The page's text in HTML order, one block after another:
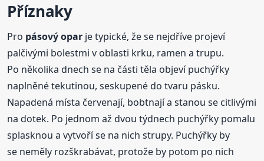
Příznaky
Pro pásový opar je typické, že se nejdříve projeví
palčivými bolestmi v oblasti krku, ramen a trupu.
Po několika dnech se na části těla objeví puchýřky
naplněné tekutinou, seskupené do tvaru pásku.
Napadená místa červenají, bobtnají a stanou se citlivými
na dotek. Po jednom až dvou týdnech puchýřky pomalu
splasknou a vytvoří se na nich strupy. Puchýřky by
se neměly rozškrabávat, protože by potom po nich